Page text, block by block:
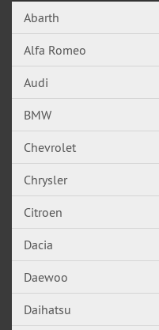
Abarth
Alfa Romeo
Audi
BMW
Chevrolet
Chrysler
Citroen
Dacia
Daewoo
Daihatsu